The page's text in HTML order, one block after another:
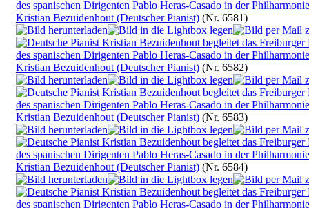
Kristian Bezuidenhout (Deutscher Pianist) (Nr. 6581)
Kristian Bezuidenhout (Deutscher Pianist) (Nr. 6582)
Kristian Bezuidenhout (Deutscher Pianist) (Nr. 6583)
Kristian Bezuidenhout (Deutscher Pianist) (Nr. 6584)